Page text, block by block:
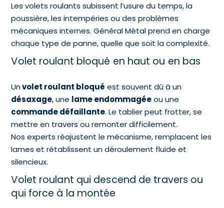
Les volets roulants subissent l’usure du temps, la
poussière, les intempéries ou des problèmes
mécaniques internes. Général Métal prend en charge
chaque type de panne, quelle que soit la complexité.
Volet roulant bloqué en haut ou en bas
Unvolet roulant bloqué est souvent dû à un
désaxage, une lame endommagéeou une
commande défaillante. Le tablier peut frotter, se
mettre en travers ou remonter difficilement.
Nos experts réajustent le mécanisme, remplacent les
lames et rétablissent un déroulement fluide et
silencieux.
Volet roulant qui descend de travers ou
qui force à la montée